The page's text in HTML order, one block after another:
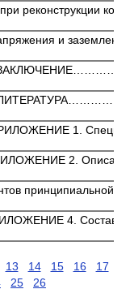
при
и
1.
2.
принципиальной
4. Состав
13 14 15 16
17
25 26